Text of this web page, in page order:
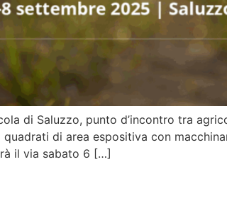
di Saluzzo, punto d’incontro tra
di area espositiva con
il via sabato 6 […]